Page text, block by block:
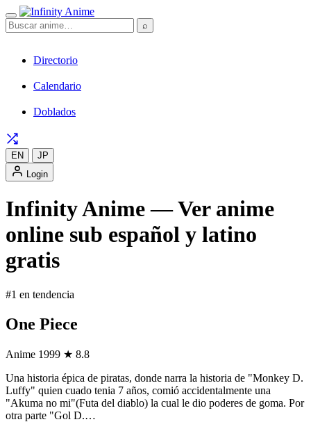
⌕
Directorio
Calendario
Doblados
EN
JP
Login
Infinity Anime — Ver anime
online sub español y latino
gratis
#1 en tendencia
One Piece
Anime 1999 ★ 8.8
Una historia épica de piratas, donde narra la historia de "Monkey D.
Luffy" quien cuado tenia 7 años, comió accidentalmente una
"Akuma no mi"(Futa del diablo) la cual le dio poderes de goma. Por
otra parte "Gol D.…